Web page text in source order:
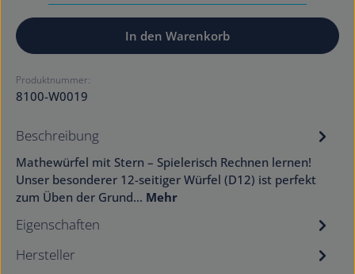
In den Warenkorb
Produktnummer:
8100-W0019
Beschreibung
Mathewürfel mit Stern – Spielerisch Rechnen lernen!
Unser besonderer 12-seitiger Würfel (D12) ist perfekt
zum Üben der Grund… Mehr
Eigenschaften
Hersteller